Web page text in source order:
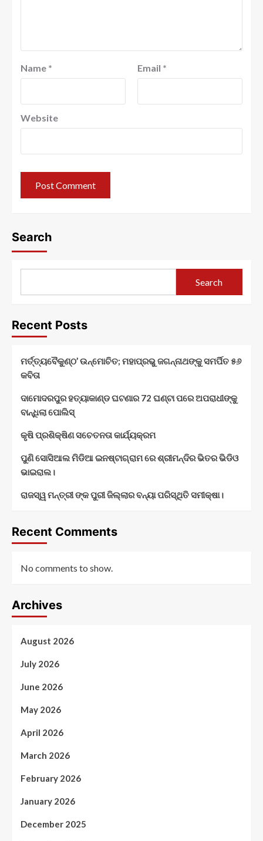
Name * Email *
Website
Search
Search
Recent Posts
ମର୍ତ୍ତ୍ୟବୈକୁଣ୍ଠ’ ଉନ୍ମୋଚିତ; ମହାପ୍ରଭୁ ଜଗନ୍ନାଥଙ୍କୁ ସମର୍ପିତ ୫୬
କବିତା
ଦାମୋଦରପୁର ହତ୍ୟାକାଣ୍ଡ ଘଟଣାର 72 ଘଣ୍ଟା ପରେ ଅପରାଧୀଙ୍କୁ
ବାନ୍ଧିଲା ପୋଲିସ୍
କୃଷି ପ୍ରଶିକ୍ଷିଣ ସଚେତନତା କାର୍ଯ୍ୟକ୍ରମ
ପୁଣି ସୋସିଆଲ ମିଡିଆ ଇନଷ୍ଟାଗ୍ରାମ ରେ ଶ୍ରୀମନ୍ଦିର ଭିତର ଭିଡିଓ
ଭାଇରାଲ।
ରାଜସ୍ୱ ମନ୍ତ୍ରୀ ଙ୍କ ପୁରୀ ଜିଲ୍ଲାର ବନ୍ୟା ପରିସ୍ଥିତି ସମୀକ୍ଷା।
Recent Comments
No comments to show.
Archives
August 2026
July 2026
June 2026
May 2026
April 2026
March 2026
February 2026
January 2026
December 2025